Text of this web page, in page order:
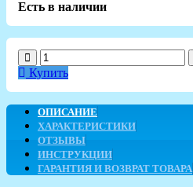
Есть в наличии
Купить
ОПИСАНИЕ
ХАРАКТЕРИСТИКИ
ОТЗЫВЫ
ИНСТРУКЦИИ
ГАРАНТИЯ И ВОЗВРАТ ТОВАРА